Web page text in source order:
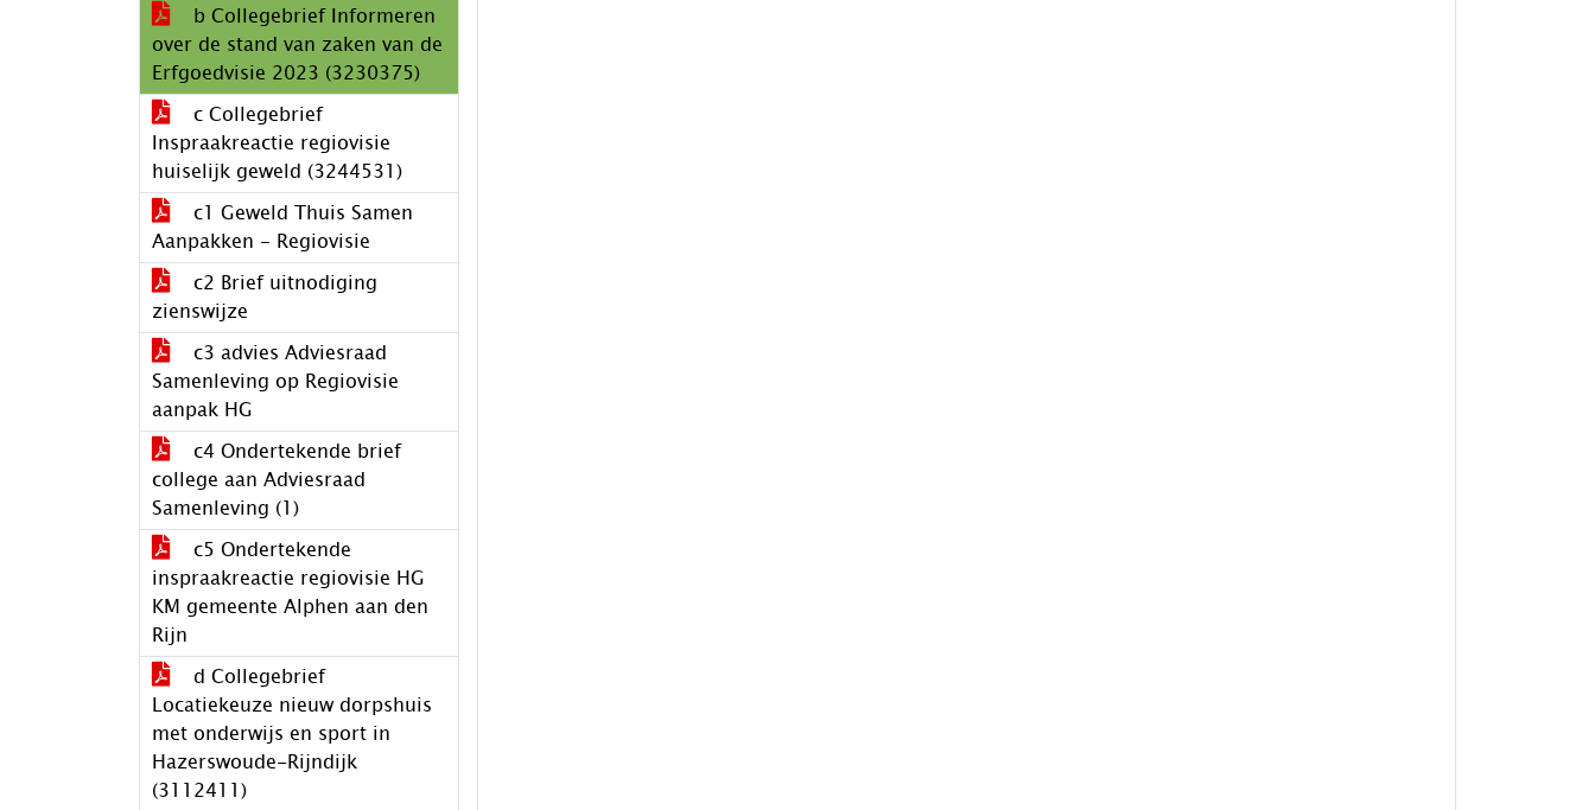
b Collegebrief Informeren
over de stand van zaken van de
Erfgoedvisie 2023 (3230375)
c Collegebrief
Inspraakreactie regiovisie
huiselijk geweld (3244531)
c1 Geweld Thuis Samen
Aanpakken - Regiovisie
c2 Brief uitnodiging
zienswijze
c3 advies Adviesraad
Samenleving op Regiovisie
aanpak HG
c4 Ondertekende brief
college aan Adviesraad
Samenleving (1)
c5 Ondertekende
inspraakreactie regiovisie HG
KM gemeente Alphen aan den
Rijn
d Collegebrief
Locatiekeuze nieuw dorpshuis
met onderwijs en sport in
Hazerswoude-Rijndijk
(3112411)